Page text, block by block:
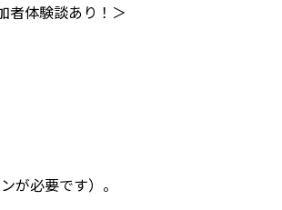
体験談あり！＞
が必要です）。